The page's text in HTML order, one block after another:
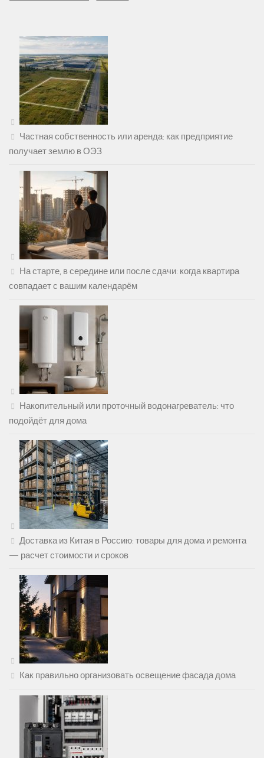
Частная собственность или аренда: как предприятие
получает землю в ОЭЗ
На старте, в середине или после сдачи: когда квартира
совпадает с вашим календарём
Накопительный или проточный водонагреватель: что
подойдёт для дома
Доставка из Китая в Россию: товары для дома и ремонта
— расчет стоимости и сроков
Как правильно организовать освещение фасада дома